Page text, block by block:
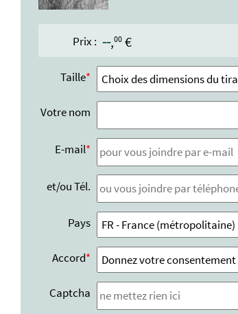
Prix : --,00 €
Taille
Votre nom
E-mail
et/ou Tél.
Pays
Accord
Captcha